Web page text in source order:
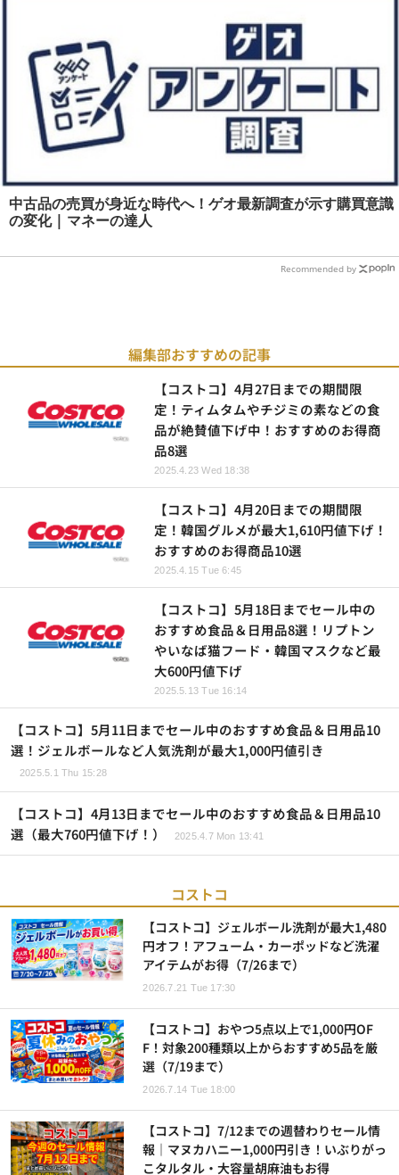
中古品の売買が身近な時代へ！ゲオ最新調査が示す購買意識
の変化 | マネーの達人
Recommended by
編集部おすすめの記事
【コストコ】4月27日までの期間限
定！ティムタムやチジミの素などの食
品が絶賛値下げ中！おすすめのお得商
品8選
2025.4.23 Wed 18:38
【コストコ】4月20日までの期間限
定！韓国グルメが最大1,610円値下げ！
おすすめのお得商品10選
2025.4.15 Tue 6:45
【コストコ】5月18日までセール中の
おすすめ食品＆日用品8選！リプトン
やいなば猫フード・韓国マスクなど最
大600円値下げ
2025.5.13 Tue 16:14
【コストコ】5月11日までセール中のおすすめ食品＆日用品10
選！ジェルボールなど人気洗剤が最大1,000円値引き
2025.5.1 Thu 15:28
【コストコ】4月13日までセール中のおすすめ食品＆日用品10
選（最大760円値下げ！）
2025.4.7 Mon 13:41
コストコ
【コストコ】ジェルボール洗剤が最大1,480
円オフ！アフューム・カーポッドなど洗濯
アイテムがお得（7/26まで）
2026.7.21 Tue 17:30
【コストコ】おやつ5点以上で1,000円OF
F！対象200種類以上からおすすめ5品を厳
選（7/19まで）
2026.7.14 Tue 18:00
【コストコ】7/12までの週替わりセール情
報｜マヌカハニー1,000円引き！いぶりがっ
こタルタル・大容量胡麻油もお得